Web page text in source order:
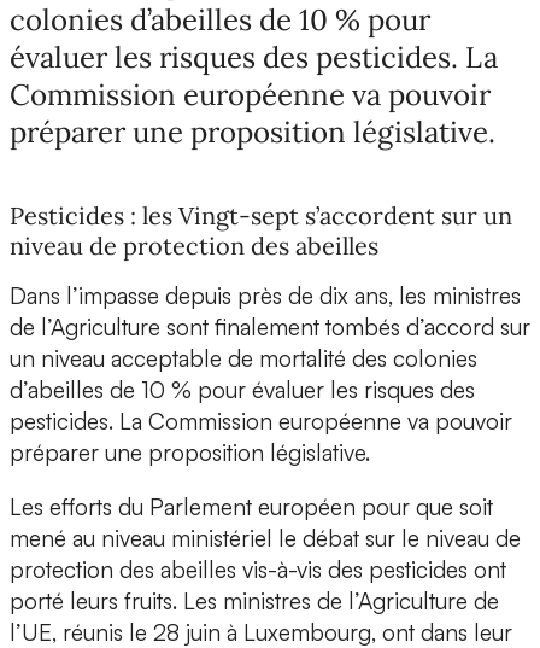
colonies d’abeilles de 10 % pour
évaluer les risques des pesticides. La
Commission européenne va pouvoir
préparer une proposition législative.
Pesticides : les Vingt-sept s’accordent sur un
niveau de protection des abeilles
Dans l’impasse depuis près de dix ans, les ministres
de l’Agriculture sont finalement tombés d’accord sur
un niveau acceptable de mortalité des colonies
d’abeilles de 10 % pour évaluer les risques des
pesticides. La Commission européenne va pouvoir
préparer une proposition législative.
Les efforts du Parlement européen pour que soit
mené au niveau ministériel le débat sur le niveau de
protection des abeilles vis-à-vis des pesticides ont
porté leurs fruits. Les ministres de l’Agriculture de
l’UE, réunis le 28 juin à Luxembourg, ont dans leur